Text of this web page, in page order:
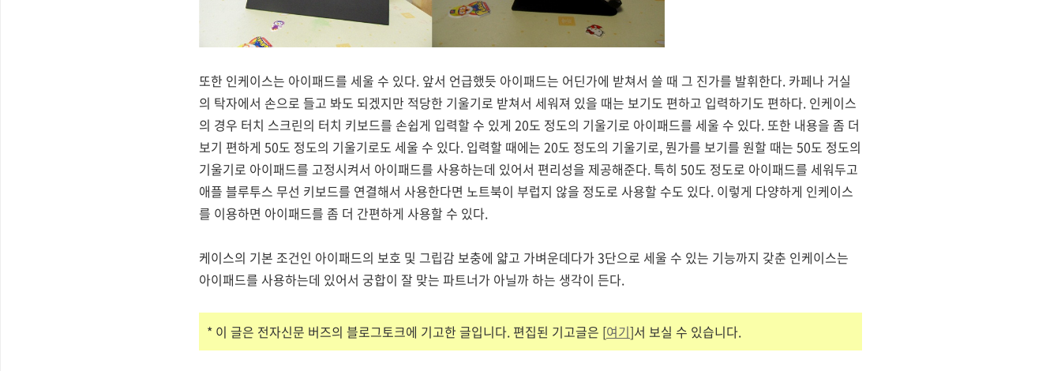
또한 인케이스는 아이패드를 세울 수 있다. 앞서 언급했듯 아이패드는 어딘가에 받쳐서 쓸 때 그 진가를 발휘한다. 카페나 거실
의 탁자에서 손으로 들고 봐도 되겠지만 적당한 기울기로 받쳐서 세워져 있을 때는 보기도 편하고 입력하기도 편하다. 인케이스
의 경우 터치 스크린의 터치 키보드를 손쉽게 입력할 수 있게 20도 정도의 기울기로 아이패드를 세울 수 있다. 또한 내용을 좀 더
보기 편하게 50도 정도의 기울기로도 세울 수 있다. 입력할 때에는 20도 정도의 기울기로, 뭔가를 보기를 원할 때는 50도 정도의
기울기로 아이패드를 고정시켜서 아이패드를 사용하는데 있어서 편리성을 제공해준다. 특히 50도 정도로 아이패드를 세워두고
애플 블루투스 무선 키보드를 연결해서 사용한다면 노트북이 부럽지 않을 정도로 사용할 수도 있다. 이렇게 다양하게 인케이스
를 이용하면 아이패드를 좀 더 간편하게 사용할 수 있다.
케이스의 기본 조건인 아이패드의 보호 및 그립감 보충에 얇고 가벼운데다가 3단으로 세울 수 있는 기능까지 갖춘 인케이스는
아이패드를 사용하는데 있어서 궁합이 잘 맞는 파트너가 아닐까 하는 생각이 든다.
* 이 글은 전자신문 버즈의 블로그토크에 기고한 글입니다. 편집된 기고글은 [여기]서 보실 수 있습니다.